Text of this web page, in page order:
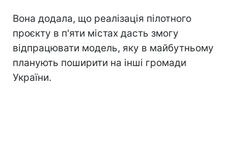
Вона додала, що реалізація пілотного
проєкту в п'яти містах дасть змогу
відпрацювати модель, яку в майбутньому
планують поширити на інші громади
України.